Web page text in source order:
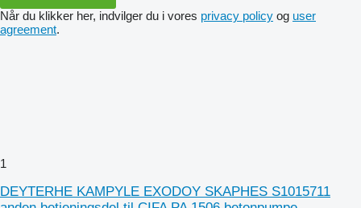
Når du klikker her, indvilger du i vores privacy policy og user
agreement.
1
DEYTERHE KAMPYLE EXODOY SKAPHES S1015711